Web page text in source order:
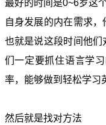
最好的时间是0~6岁这
自身发展的内在需求
也就是说这段时间他
们一定要抓住语言学
率，能够做到轻松学习
然后就是找对方法